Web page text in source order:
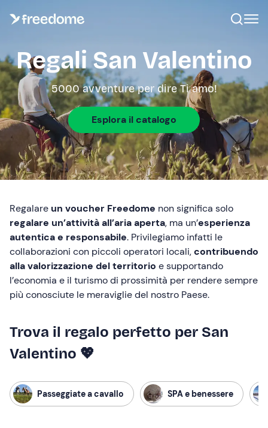
Regali San Valentino
5000 avventure per dire Ti amo!
Esplora il catalogo
Regalare un voucher Freedome non significa solo
regalare un’attività all’aria aperta, ma un’esperienza
autentica e responsabile. Privilegiamo infatti le
collaborazioni con piccoli operatori locali,contribuendo
alla valorizzazione del territorio e supportando
l’economia e il turismo di prossimità per rendere sempre
più conosciute le meraviglie del nostro Paese.
Trova il regalo perfetto per San
Valentino 💖
Passeggiate a cavallo SPA e benessere